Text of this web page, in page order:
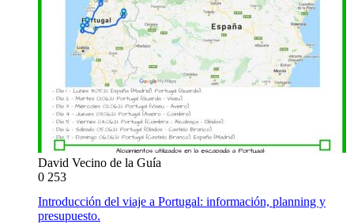
David Vecino de la Guía
0 253
Introducción del viaje a Portugal: información, planning y
presupuesto.